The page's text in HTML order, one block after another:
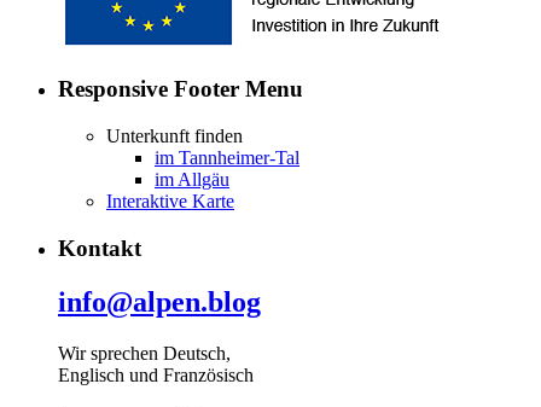
Responsive Footer Menu
Unterkunft finden
im Tannheimer-Tal
im Allgäu
Interaktive Karte
Kontakt
info@alpen.blog
Wir sprechen Deutsch,
Englisch und Französisch